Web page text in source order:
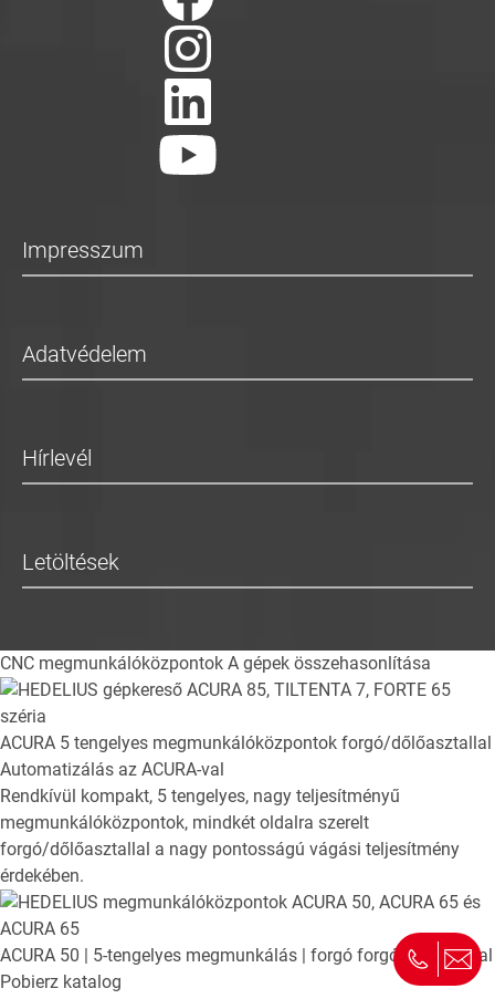
Impresszum
Adatvédelem
Hírlevél
Letöltések
CNC megmunkálóközpontok A gépek összehasonlítása
ACURA 5 tengelyes megmunkálóközpontok forgó/dőlőasztallal
Automatizálás az ACURA-val
Rendkívül kompakt, 5 tengelyes, nagy teljesítményű
megmunkálóközpontok, mindkét oldalra szerelt
forgó/dőlőasztallal a nagy pontosságú vágási teljesítmény
érdekében.
ACURA 50 | 5-tengelyes megmunkálás | forgó forgó forgóasztal
Pobierz katalog